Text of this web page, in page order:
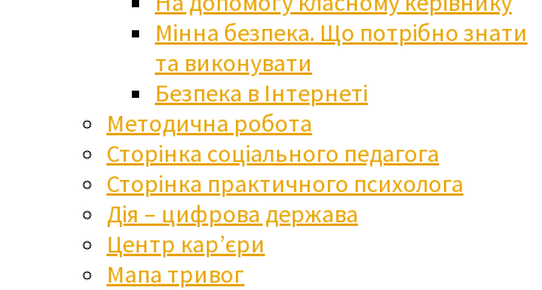
Мінна безпека. Що потрібно знати
та виконувати
Безпека в Інтернеті
Методична робота
Сторінка соціального педагога
Сторінка практичного психолога
Дія – цифрова держава
Центр кар’єри
Мапа тривог